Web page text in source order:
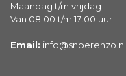
Maandag t/m vrijdag
Van 08:00 t/m 17:00 uur
Email: info@snoerenzo.nl